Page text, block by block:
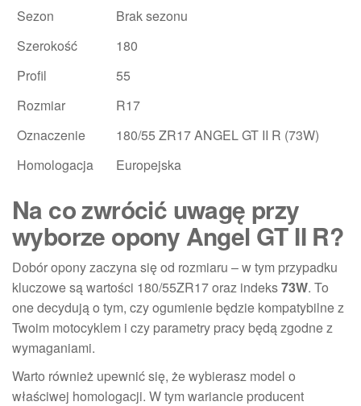
Sezon
Brak sezonu
Szerokość
180
Profil
55
Rozmiar
R17
Oznaczenie
180/55 ZR17 ANGEL GT II R (73W)
Homologacja
Europejska
Na co zwrócić uwagę przy
wyborze opony Angel GT II R?
Dobór opony zaczyna się od rozmiaru – w tym przypadku
kluczowe są wartości 180/55ZR17 oraz indeks73W. To
one decydują o tym, czy ogumienie będzie kompatybilne z
Twoim motocyklem i czy parametry pracy będą zgodne z
wymaganiami.
Warto również upewnić się, że wybierasz model o
właściwej homologacji. W tym wariancie producent